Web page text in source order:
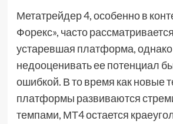
Метатрейдер 4, особенно в
Форекс», часто
устаревшая платформа, однако
недооценивать ее потенциал
ошибкой. В то время как новые
платформы развиваются
темпами, МТ4 остается